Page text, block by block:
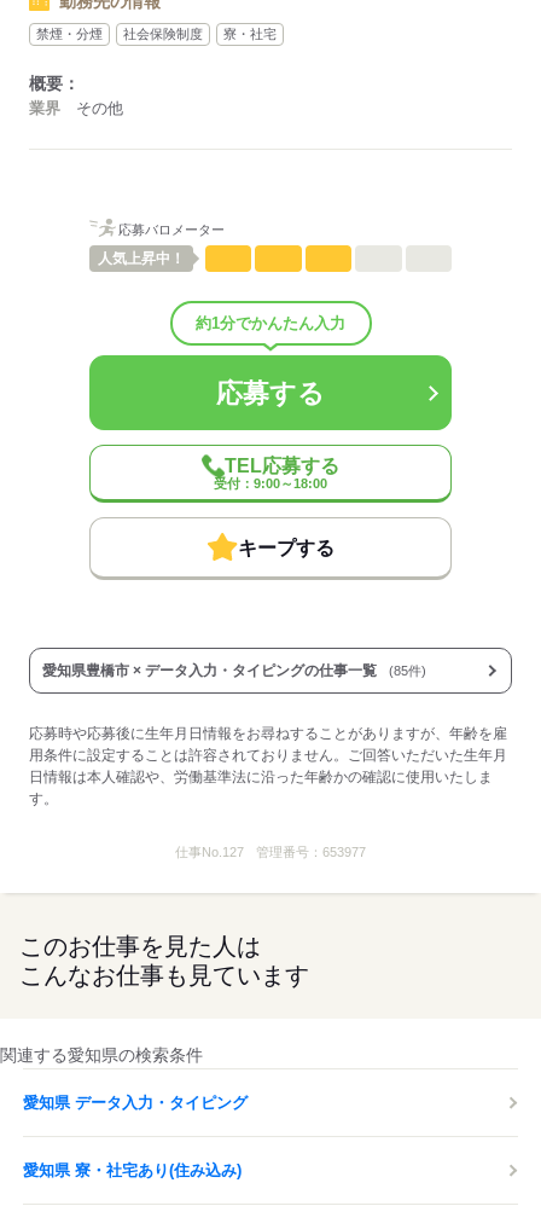
禁煙・分煙 社会保険制度 寮・社宅
概要：
業界 その他
応募バロメーター
人気上昇中！
約1分でかんたん入力
応募する
TEL応募する
受付：9:00～18:00
キープする
愛知県豊橋市 × データ入力・タイピングの仕事一覧 (85件)
応募時や応募後に生年月日情報をお尋ねすることがありますが、年齢を雇
用条件に設定することは許容されておりません。ご回答いただいた生年月
日情報は本人確認や、労働基準法に沿った年齢かの確認に使用いたしま
す。
仕事No. 127 管理番号： 653977
このお仕事を見た人は
こんなお仕事も見ています
関連する愛知県の検索条件
愛知県 データ入力・タイピング
愛知県 寮・社宅あり(住み込み)